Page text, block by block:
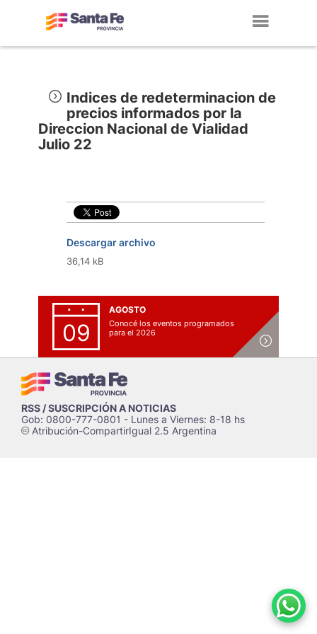
Indices de redeterminacion de
precios informados por la
Direccion Nacional de Vialidad
Julio 22
Descargar archivo
36,14 kB
09
AGOSTO
Conocé los eventos programados
para el 2026
RSS / SUSCRIPCIÓN A NOTICIAS
Gob: 0800-777-0801 - Lunes a Viernes: 8-18 hs
cAtribución-CompartirIgual 2.5 Argentina